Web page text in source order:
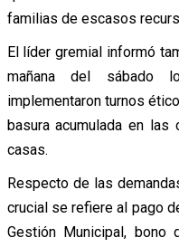
familias de escasos
El líder gremial informó
mañana del sábado
implementaron turnos
basura acumulada en
casas.
Respecto de las
crucial se refiere al pago
Gestión Municipal, bono